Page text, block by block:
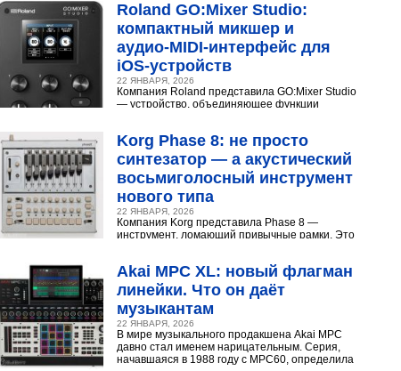
Roland GO:Mixer Studio:
компактный микшер и
аудио‑MIDI‑интерфейс для
iOS‑устройств
22 ЯНВАРЯ, 2026
Компания Roland представила GO:Mixer Studio
— устройство, объединяющее функции
Korg Phase 8: не просто
синтезатор — а акустический
восьмиголосный инструмент
нового типа
22 ЯНВАРЯ, 2026
Компания Korg представила Phase 8 —
инструмент, ломающий привычные рамки. Это
Akai MPC XL: новый флагман
линейки. Что он даёт
музыкантам
22 ЯНВАРЯ, 2026
В мире музыкального продакшена Akai MPC
давно стал именем нарицательным. Серия,
начавшаяся в 1988 году с MPC60, определила